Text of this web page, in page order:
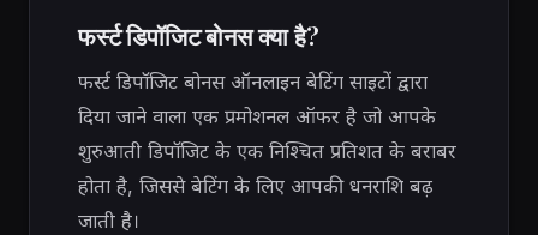
फर्स्ट डिपॉजिट बोनस क्या है?
फर्स्ट डिपॉजिट बोनस ऑनलाइन बेटिंग साइटों द्वारा
दिया जाने वाला एक प्रमोशनल ऑफर है जो आपके
शुरुआती डिपॉजिट के एक निश्चित प्रतिशत के बराबर
होता है, जिससे बेटिंग के लिए आपकी धनराशि बढ़
जाती है।